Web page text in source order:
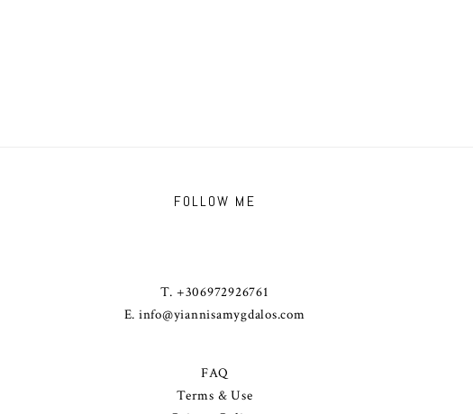
FOLLOW ME
T. +306972926761
E. info@yiannisamygdalos.com
FAQ
Terms & Use